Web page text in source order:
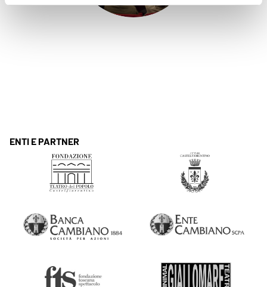
ENTI E PARTNER